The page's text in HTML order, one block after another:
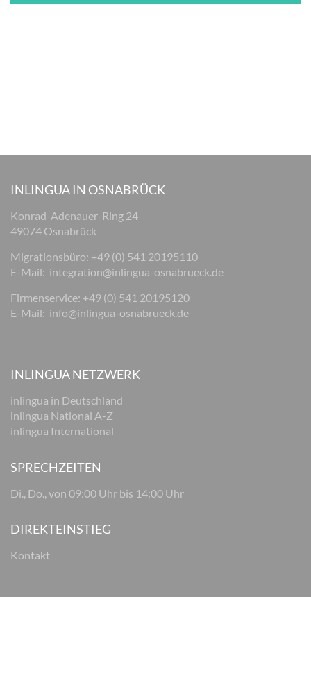
INLINGUA IN OSNABRÜCK
Konrad-Adenauer-Ring 24
49074 Osnabrück
Migrationsbüro: +49 (0) 541 20195110
E-Mail: integration@inlingua-osnabrueck.de
Firmenservice: +49 (0) 541 20195120
E-Mail: info@inlingua-osnabrueck.de
INLINGUA NETZWERK
inlingua in Deutschland
inlingua National A-Z
inlingua International
SPRECHZEITEN
Di., Do., von 09:00 Uhr bis 14:00 Uhr
DIREKTEINSTIEG
Kontakt